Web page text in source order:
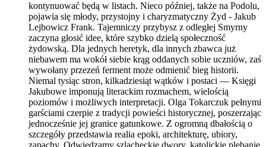
kontynuować będą w listach. Nieco później, także na Podolu,
pojawia się młody, przystojny i charyzmatyczny Żyd - Jakub
Lejbowicz Frank. Tajemniczy przybysz z odległej Smyrny
zaczyna głosić idee, które szybko dzielą społeczność
żydowską. Dla jednych heretyk, dla innych zbawca już
niebawem ma wokół siebie krąg oddanych sobie uczniów, zaś
wywołany przezeń ferment może odmienić bieg historii.
Niemal tysiąc stron, kilkadziesiąt wątków i postaci — Księgi
Jakubowe imponują literackim rozmachem, wielością
poziomów i możliwych interpretacji. Olga Tokarczuk pełnymi
garściami czerpie z tradycji powieści historycznej, poszerzając
jednocześnie jej granice gatunkowe. Z ogromną dbałością o
szczegóły przedstawia realia epoki, architekturę, ubiory,
zapachy. Odwiedzamy szlacheckie dwory, katolickie plebanie